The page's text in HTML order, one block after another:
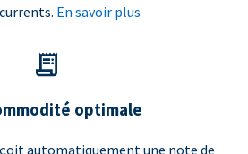
En savoir plus
optimale
automatiquement une note de